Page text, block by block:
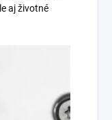
aj životné